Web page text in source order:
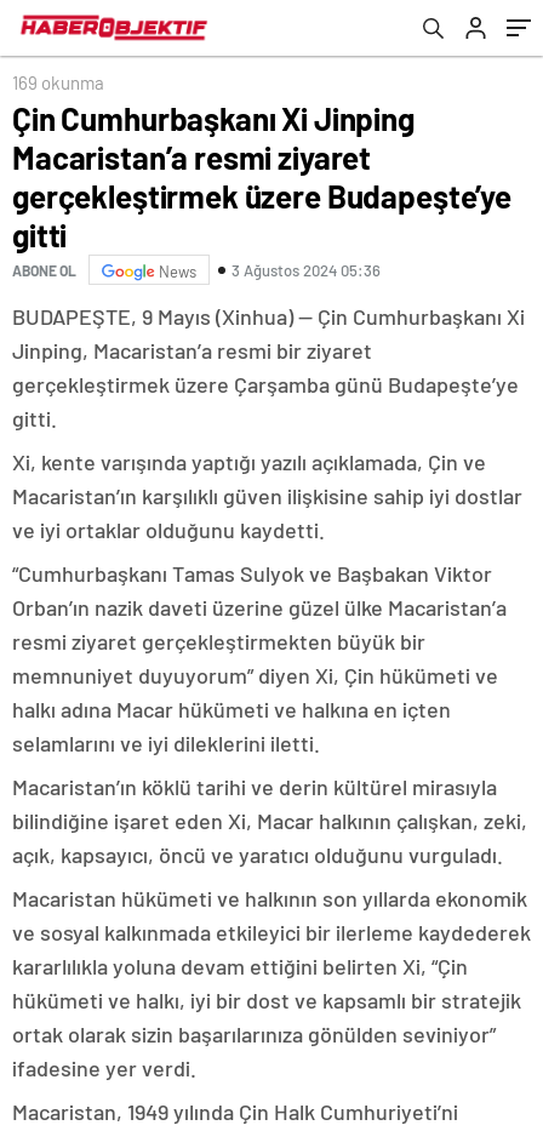
Budapeşte’ye gitti
169 okunma
Çin Cumhurbaşkanı Xi Jinping
Macaristan’a resmi ziyaret
gerçekleştirmek üzere Budapeşte’ye
gitti
ABONE OL News 3 Ağustos 2024 05:36
BUDAPEŞTE, 9 Mayıs (Xinhua) — Çin Cumhurbaşkanı Xi
Jinping, Macaristan’a resmi bir ziyaret
gerçekleştirmek üzere Çarşamba günü Budapeşte’ye
gitti.
Xi, kente varışında yaptığı yazılı açıklamada, Çin ve
Macaristan’ın karşılıklı güven ilişkisine sahip iyi dostlar
ve iyi ortaklar olduğunu kaydetti.
“Cumhurbaşkanı Tamas Sulyok ve Başbakan Viktor
Orban’ın nazik daveti üzerine güzel ülke Macaristan’a
resmi ziyaret gerçekleştirmekten büyük bir
memnuniyet duyuyorum” diyen Xi, Çin hükümeti ve
halkı adına Macar hükümeti ve halkına en içten
selamlarını ve iyi dileklerini iletti.
Macaristan’ın köklü tarihi ve derin kültürel mirasıyla
bilindiğine işaret eden Xi, Macar halkının çalışkan, zeki,
açık, kapsayıcı, öncü ve yaratıcı olduğunu vurguladı.
Macaristan hükümeti ve halkının son yıllarda ekonomik
ve sosyal kalkınmada etkileyici bir ilerleme kaydederek
kararlılıkla yoluna devam ettiğini belirten Xi, “Çin
hükümeti ve halkı, iyi bir dost ve kapsamlı bir stratejik
ortak olarak sizin başarılarınıza gönülden seviniyor”
ifadesine yer verdi.
Macaristan, 1949 yılında Çin Halk Cumhuriyeti’ni